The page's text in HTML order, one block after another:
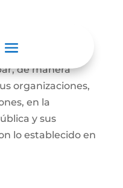
y el deber de
de manera
organizaciones,
en la
y sus
lo establecido en